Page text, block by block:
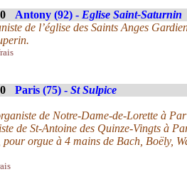
Antony (92) - Eglise Saint-Saturnin
de l’église des Saints Anges
Paris (75) - St Sulpice
de Notre-Dame-de-Lorette à
de St-Antoine des Quinze-Vingts à
orgue à 4 mains de Bach, Boëly,